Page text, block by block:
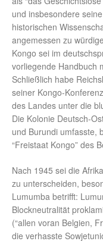
und insbesondere
historischen
angemessen zu
Kongo sei im
vorliegende Handbuch
Schließlich habe
seiner Kongo-
des Landes unter die
Die Kolonie Deutsch-
und Burundi umfasste,
“Freistaat Kongo” des
Nach 1945 sei die
zu unterscheiden,
Lumumba betrifft:
Blockneutralität
(“allen voran Belgien,
die verhasste